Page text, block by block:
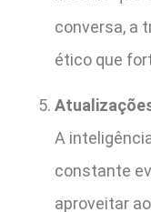
conversa, a
ético que
A
constante
aproveitar